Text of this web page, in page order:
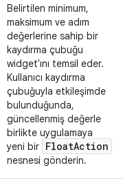
Belirtilen minimum,
maksimum ve adım
değerlerine sahip bir
kaydırma çubuğu
widget'ını temsil eder.
Kullanıcı kaydırma
çubuğuyla etkileşimde
bulunduğunda,
güncellenmiş değerle
birlikte uygulamaya
yeni bir FloatAction
nesnesi gönderin.